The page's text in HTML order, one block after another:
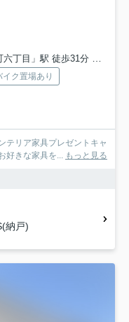
六丁目」駅 徒歩31分
予讃線
イク置場あり
テリア家具プレゼントキャ
好きな家具を... もっと見る
納戸)